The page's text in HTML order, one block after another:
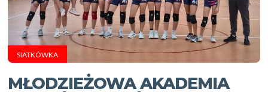
SIATKÓWKA
MŁODZIEŻOWA AKADEMIA